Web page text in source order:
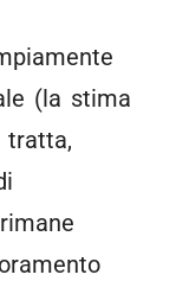
(la stima
tratta,